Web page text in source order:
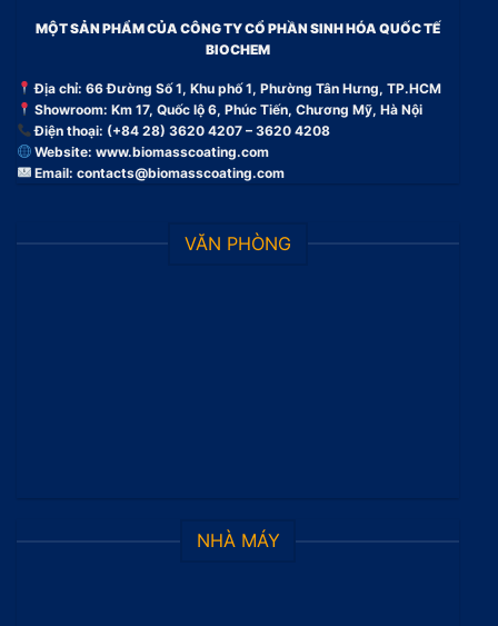
MỘT SẢN PHẨM CỦA CÔNG TY CỔ PHẦN SINH HÓA QUỐC TẾ
BIOCHEM
Địa chỉ: 66 Đường Số 1, Khu phố 1, Phường Tân Hưng, TP.HCM
Showroom: Km 17, Quốc lộ 6, Phúc Tiến, Chương Mỹ, Hà Nội
Điện thoại: (+84 28) 3620 4207 – 3620 4208
Website:www.biomasscoating.com
Email:contacts@biomasscoating.com
VĂN PHÒNG
NHÀ MÁY